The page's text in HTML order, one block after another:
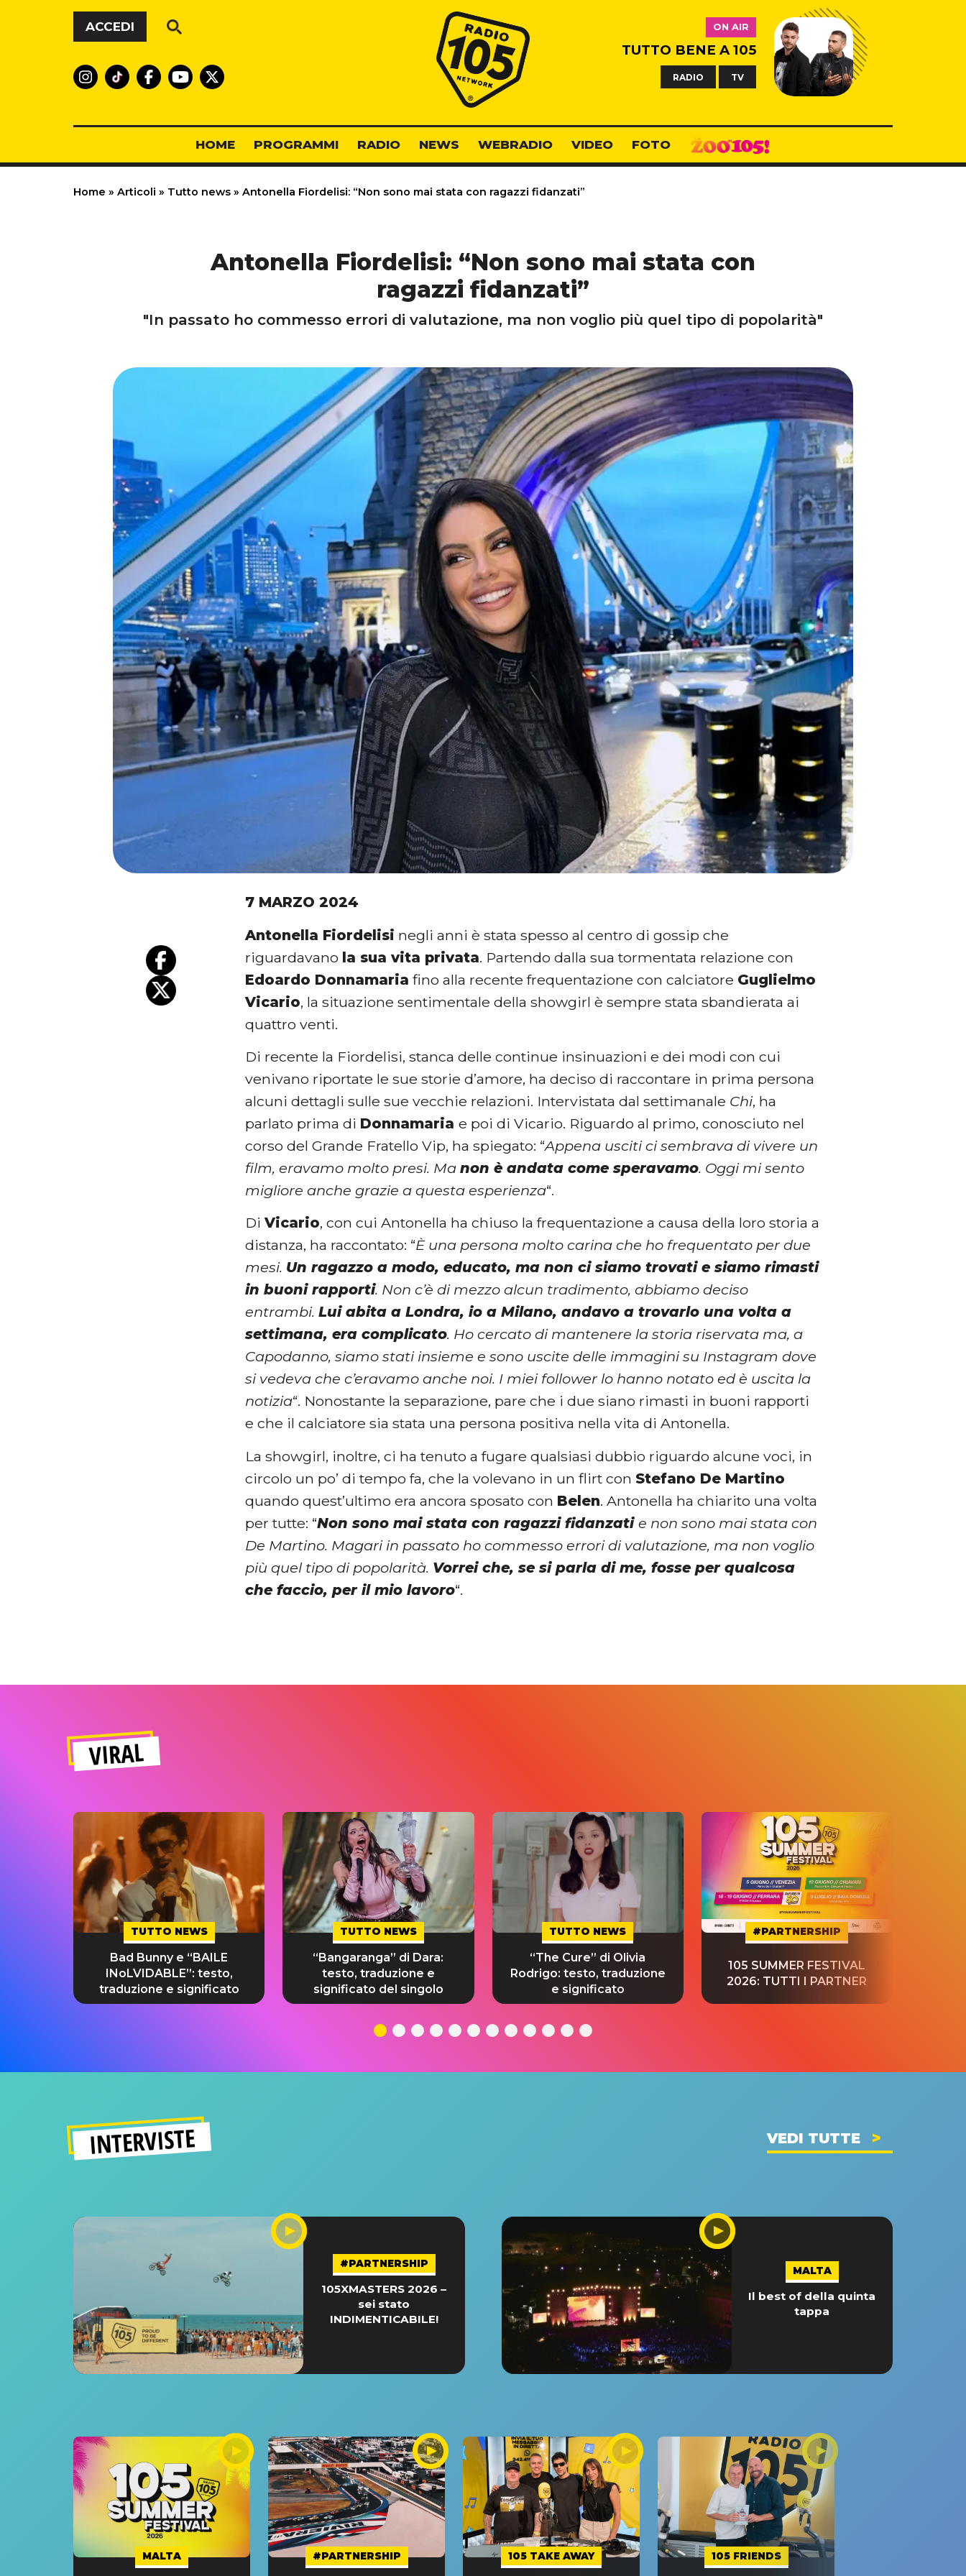
Vai al contenuto
ACCEDI
Radio 105
ON AIR
TUTTO BENE A 105
RADIO TV
HOME PROGRAMMI RADIO NEWS WEBRADIO VIDEO FOTO
Home » Articoli » Tutto news » Antonella Fiordelisi: “Non sono mai stata con ragazzi fidanzati”
Antonella Fiordelisi: “Non sono mai stata con
ragazzi fidanzati”
"In passato ho commesso errori di valutazione, ma non voglio più quel tipo di popolarità"
7 MARZO 2024
Antonella Fiordelisi negli anni è stata spesso al centro di gossip che
riguardavano la sua vita privata. Partendo dalla sua tormentata relazione con
Edoardo Donnamaria fino alla recente frequentazione con calciatore Guglielmo
Vicario, la situazione sentimentale della showgirl è sempre stata sbandierata ai
quattro venti.
Di recente la Fiordelisi, stanca delle continue insinuazioni e dei modi con cui
venivano riportate le sue storie d’amore, ha deciso di raccontare in prima persona
alcuni dettagli sulle sue vecchie relazioni. Intervistata dal settimanale Chi, ha
parlato prima di Donnamariae poi di Vicario. Riguardo al primo, conosciuto nel
corso del Grande Fratello Vip, ha spiegato: “Appena usciti ci sembrava di vivere un
film, eravamo molto presi. Manon è andata come speravamo. Oggi mi sento
migliore anche grazie a questa esperienza“.
DiVicario, con cui Antonella ha chiuso la frequentazione a causa della loro storia a
distanza, ha raccontato: “È una persona molto carina che ho frequentato per due
mesi. Un ragazzo a modo, educato, ma non ci siamo trovati e siamo rimasti
in buoni rapporti. Non c’è di mezzo alcun tradimento, abbiamo deciso
entrambi.Lui abita a Londra, io a Milano, andavo a trovarlo una volta a
settimana, era complicato. Ho cercato di mantenere la storia riservata ma, a
Capodanno, siamo stati insieme e sono uscite delle immagini su Instagram dove
si vedeva che c’eravamo anche noi. I miei follower lo hanno notato ed è uscita la
notizia“. Nonostante la separazione, pare che i due siano rimasti in buoni rapporti
e che il calciatore sia stata una persona positiva nella vita di Antonella.
La showgirl, inoltre, ci ha tenuto a fugare qualsiasi dubbio riguardo alcune voci, in
circolo un po’ di tempo fa, che la volevano in un flirt con Stefano De Martino
quando quest’ultimo era ancora sposato con Belen. Antonella ha chiarito una volta
per tutte: “Non sono mai stata con ragazzi fidanzatie non sono mai stata con
De Martino. Magari in passato ho commesso errori di valutazione, ma non voglio
più quel tipo di popolarità. Vorrei che, se si parla di me, fosse per qualcosa
che faccio, per il mio lavoro“.
VIRAL
TUTTO NEWS
Bad Bunny e “BAILE
INoLVIDABLE”: testo,
traduzione e significato
TUTTO NEWS
“Bangaranga” di Dara:
testo, traduzione e
significato del singolo
TUTTO NEWS
“The Cure” di Olivia
Rodrigo: testo, traduzione
e significato
#PARTNERSHIP
105 SUMMER FESTIVAL
2026: TUTTI I PARTNER
INTERVISTE VEDI TUTTE
#PARTNERSHIP
105XMASTERS 2026 –
sei stato
INDIMENTICABILE!
MALTA
Il best of della quinta
tappa
MALTA #PARTNERSHIP 105 TAKE AWAY 105 FRIENDS